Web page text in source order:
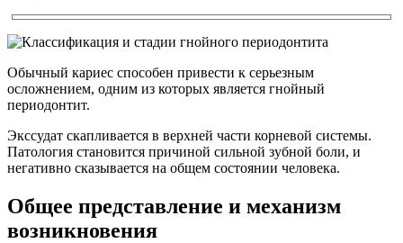
Обычный кариес способен привести к серьезным
осложнением, одним из которых является гнойный
периодонтит.
Экссудат скапливается в верхней части корневой системы.
Патология становится причиной сильной зубной боли, и
негативно сказывается на общем состоянии человека.
Общее представление и механизм
возникновения